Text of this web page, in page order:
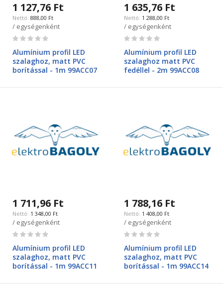
1 127,76 Ft
888,00 Ft
/ egységenként
Rating:
Alumínium profil LED
szalaghoz, matt PVC
borítással - 1m 99ACC07
1 635,76 Ft
1 288,00 Ft
/ egységenként
Rating:
Alumínium profil LED
szalaghoz matt PVC
fedéllel - 2m 99ACC08
1 711,96 Ft
1 348,00 Ft
/ egységenként
Rating:
Alumínium profil LED
szalaghoz, matt PVC
borítással - 1m 99ACC11
1 788,16 Ft
1 408,00 Ft
/ egységenként
Rating:
Alumínium profil LED
szalaghoz, matt PVC
borítással - 1m 99ACC14